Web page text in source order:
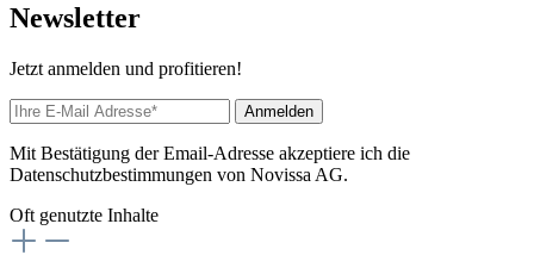
Newsletter
Jetzt anmelden und profitieren!
Anmelden
Mit Bestätigung der Email-Adresse akzeptiere ich die
Datenschutzbestimmungen von Novissa AG.
Oft genutzte Inhalte